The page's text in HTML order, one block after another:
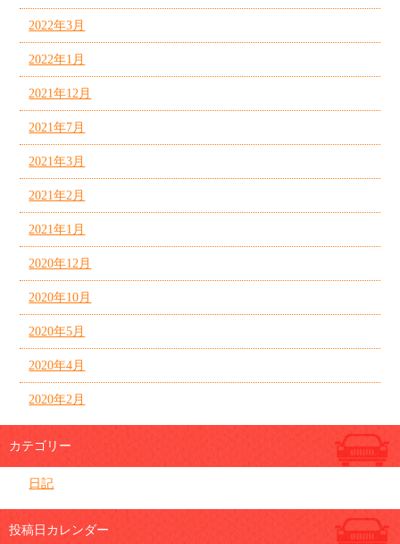
2022年3月
2022年1月
2021年12月
2021年7月
2021年3月
2021年2月
2021年1月
2020年12月
2020年10月
2020年5月
2020年4月
2020年2月
カテゴリー
日記
投稿日カレンダー